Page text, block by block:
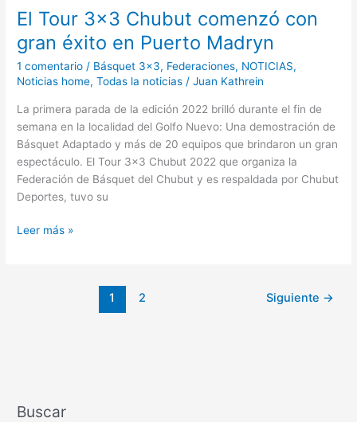
El Tour 3×3 Chubut comenzó con
gran éxito en Puerto Madryn
1 comentario / Básquet 3x3, Federaciones, NOTICIAS,
Noticias home,Todas la noticias /Juan Kathrein
La primera parada de la edición 2022 brilló durante el fin de
semana en la localidad del Golfo Nuevo: Una demostración de
Básquet Adaptado y más de 20 equipos que brindaron un gran
espectáculo. El Tour 3×3 Chubut 2022 que organiza la
Federación de Básquet del Chubut y es respaldada por Chubut
Deportes, tuvo su
3×3
comenzó
con
gran
éxito
en
Puerto
Madryn
Leer más »
1 2 Siguiente →
Buscar